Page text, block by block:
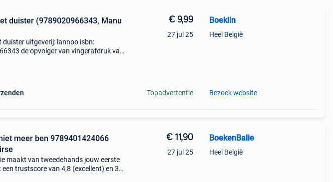
duister (9789020966343, Manu
duister uitgeverij: lannoo isbn:
de opvolger van vingerafdruk van
€ 9,99
27 jul 25
Topadvertentie
Boeklin
Heel België
Bezoek website
meer ben 9789401424066
maakt van tweedehands jouw eerste
een trustscore van 4,8 (excellent) en 30
€ 11,90
27 jul 25
BoekenBalie
Heel België